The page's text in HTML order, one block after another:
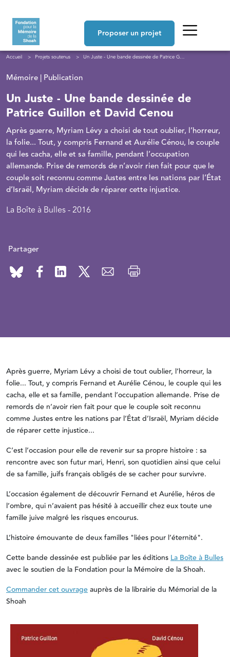
Proposer un projet
Fil d'Ariane
Accueil Projets soutenus Un Juste - Une bande dessinée de Patrice Guillon et David Cenou
Mémoire | Publication
Un Juste - Une bande dessinée de
Patrice Guillon et David Cenou
Après guerre, Myriam Lévy a choisi de tout oublier, l’horreur,
la folie... Tout, y compris Fernand et Aurélie Cénou, le couple
qui les cacha, elle et sa famille, pendant l’occupation
allemande. Prise de remords de n’avoir rien fait pour que le
couple soit reconnu comme Justes entre les nations par l’État
d’Israël, Myriam décide de réparer cette injustice.
La Boîte à Bulles - 2016
Partager
Après guerre, Myriam Lévy a choisi de tout oublier, l’horreur, la
folie... Tout, y compris Fernand et Aurélie Cénou, le couple qui les
cacha, elle et sa famille, pendant l’occupation allemande. Prise de
remords de n’avoir rien fait pour que le couple soit reconnu
comme Justes entre les nations par l’État d’Israël, Myriam décide
de réparer cette injustice...
C’est l’occasion pour elle de revenir sur sa propre histoire : sa
rencontre avec son futur mari, Henri, son quotidien ainsi que celui
de sa famille, juifs français obligés de se cacher pour survivre.
L’occasion également de découvrir Fernand et Aurélie, héros de
l’ombre, qui n’avaient pas hésité à accueillir chez eux toute une
famille juive malgré les risques encourus.
L’histoire émouvante de deux familles "liées pour l’éternité".
Cette bande dessinée est publiée par les éditionsLa Boîte à Bulles
avec le soutien de la Fondation pour la Mémoire de la Shoah.
Commander cet ouvrageauprès de la librairie du Mémorial de la
Shoah